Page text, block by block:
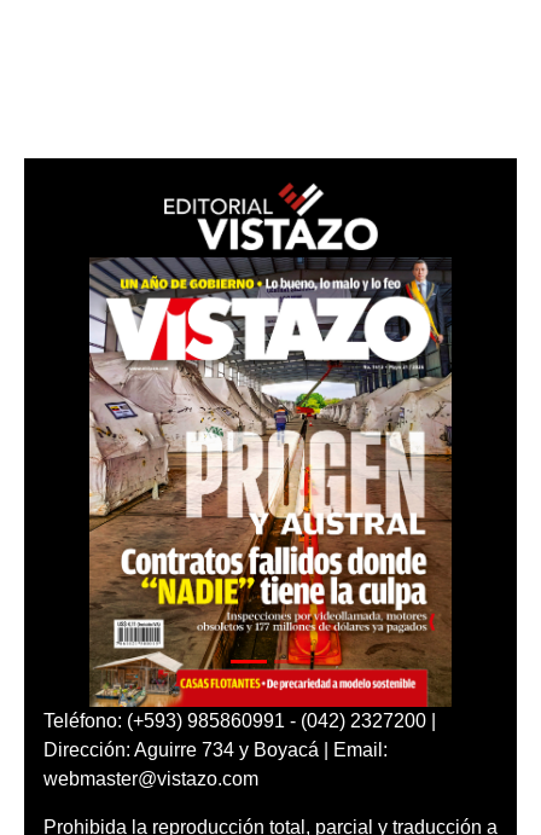
Teléfono: (+593) 985860991 - (042) 2327200 |
Dirección: Aguirre 734 y Boyacá | Email:
webmaster@vistazo.com
Prohibida la reproducción total, parcial y traducción a